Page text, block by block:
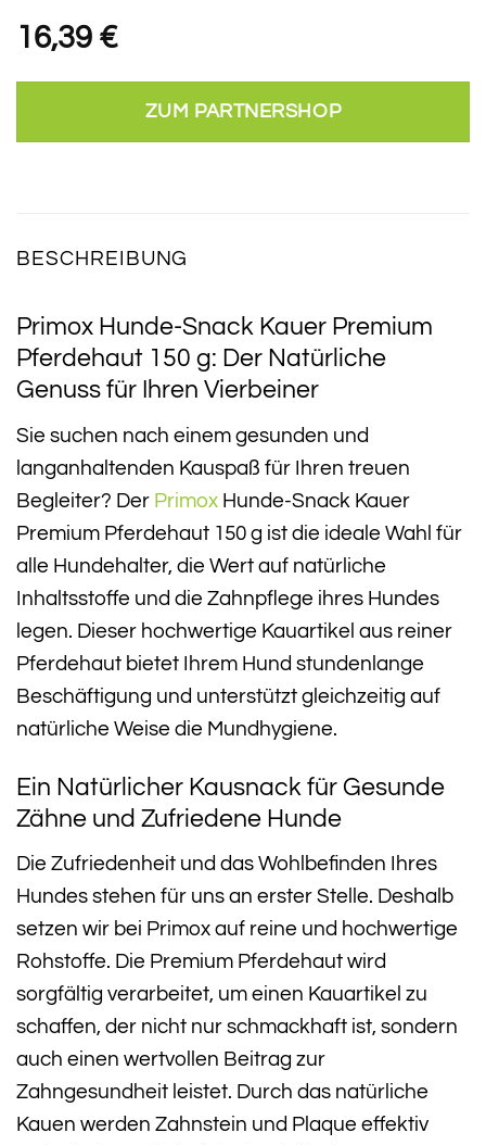
16,39 €
ZUM PARTNERSHOP
BESCHREIBUNG
Primox Hunde-Snack Kauer Premium
Pferdehaut 150 g: Der Natürliche
Genuss für Ihren Vierbeiner
Sie suchen nach einem gesunden und
langanhaltenden Kauspaß für Ihren treuen
Begleiter? Der Primox Hunde-Snack Kauer
Premium Pferdehaut 150 g ist die ideale Wahl für
alle Hundehalter, die Wert auf natürliche
Inhaltsstoffe und die Zahnpflege ihres Hundes
legen. Dieser hochwertige Kauartikel aus reiner
Pferdehaut bietet Ihrem Hund stundenlange
Beschäftigung und unterstützt gleichzeitig auf
natürliche Weise die Mundhygiene.
Ein Natürlicher Kausnack für Gesunde
Zähne und Zufriedene Hunde
Die Zufriedenheit und das Wohlbefinden Ihres
Hundes stehen für uns an erster Stelle. Deshalb
setzen wir bei Primox auf reine und hochwertige
Rohstoffe. Die Premium Pferdehaut wird
sorgfältig verarbeitet, um einen Kauartikel zu
schaffen, der nicht nur schmackhaft ist, sondern
auch einen wertvollen Beitrag zur
Zahngesundheit leistet. Durch das natürliche
Kauen werden Zahnstein und Plaque effektiv